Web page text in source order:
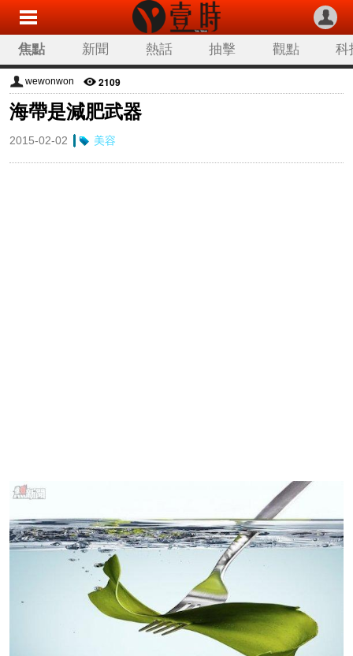
焦點 新聞 熱話 抽擊 觀點 科
wewonwon 2109
海帶是減肥武器
2015-02-02 美容